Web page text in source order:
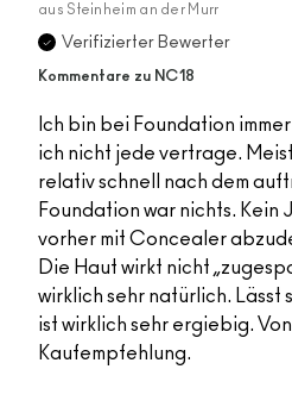
aus Steinheim an der Murr
Verifizierter Bewerter
Kommentare zu NC18
Ich bin bei Foundation
ich nicht jede vertrage.
relativ schnell nach dem
Foundation war nichts. Kein
vorher mit Concealer
Die Haut wirkt nicht
wirklich sehr natürlich. Lässt
ist wirklich sehr ergiebig.
Kaufempfehlung.